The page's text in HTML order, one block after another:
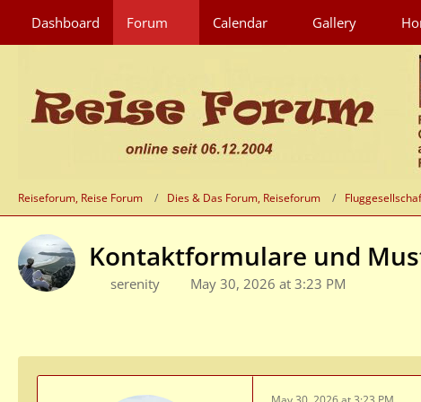
Dashboard Forum Calendar Gallery
Reiseforum, Reise Forum Dies & Das Forum, Reiseforum
Kontaktformulare und
serenity May 30, 2026 at 3:23 PM